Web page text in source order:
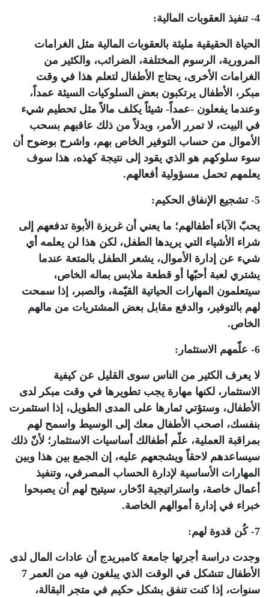
4- تنفيذ العقوبات المالية:
الحياة الحقيقية مليئة بالعقوبات المالية مثل الغرامات
المرورية، الرسوم المختلفة، الضرائب، والكثير من
الغرامات الأخرى، يحتاج الأطفال لتعلم هذا في وقت
مبكر، الأطفال يرتكبون بعض السلوكيات السيئة عمداً،
وعندما يفعلون -عمداً- شيئاً يكلف مالاً مثل تحطيم شيء
في البيت، لا تمرر الأمر، وبدلاً من ذلك عاقبهم بسحب
الأموال من حساب التوفير الخاص بهم، واشرح بوضوح أن
سوء سلوكهم هو الذي يقود إلى نتيجة كهذه، هذا سوف
يعلمهم تحمل مسؤولية أفعالهم.
5- تشجيع الإنفاق الحكيم:
يحبّ الآباء أطفالهم؛ ما يعني أن غريزة الأبوة تدفعهم إلى
شراء الأشياء التي يريدها الطفل، لكن هذا لن يعلمه أي
شيء عن إدارة الأموال، يشعر الطفل بالمتعة عندما
يشتري لعبة أحبّها أو قطعة ملابس بماله الخاص،
سيتعلمون المهارات الحياتية القيّمة، والصبر، إذا سمحت
لهم بالتوفير، والدفع مقابل بعض المشتريات من مالهم
الخاص.
6- علّمهم الاستثمار:
لا يعرف الكثير من الناس سوى القليل عن كيفية
الاستثمار، لكنها مهارة يجب تطويرها في وقت مبكر لدى
الأطفال، وستؤتي ثمارها على المدى الطويل، إذا استثمرت
بنفسك، اصحب الأطفال معك إلى الوسيط واسمح لهم
بمراقبة العملية، علّم أطفالك أساسيات الاستثمار؛ لأنّ ذلك
سيساعدهم لاحقاً ويشجعهم عليه، إن الجمع بين هذا وبين
المهارات الأساسية لإدارة الحساب المصرفي، وتنفيذ
أعمال خاصة، واستراتيجية ادّخار، سيتيح لهم أن يصبحوا
خبراء في إدارة أموالهم الخاصة.
7- كُن قدوة لهم:
وجدت دراسة أجرتها جامعة كامبريدج أن عادات المال لدى
الأطفال تتشكل في الوقت الذي يبلغون فيه من العمر 7
سنوات، إذا كنت تنفق بشكل حكيم في متجر البقالة،